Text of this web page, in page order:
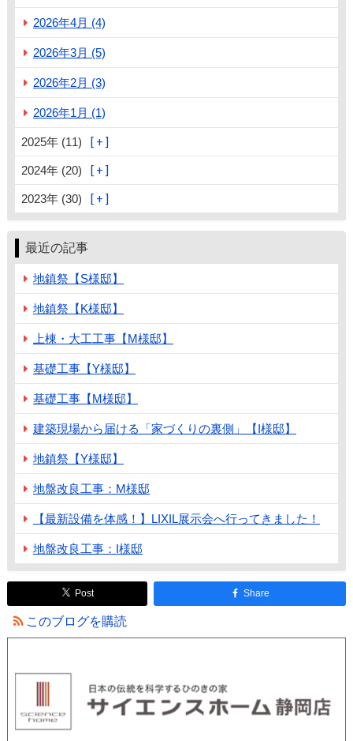
2026年4月 (4)
2026年3月 (5)
2026年2月 (3)
2026年1月 (1)
2025年 (11)
2024年 (20)
2023年 (30)
最近の記事
地鎮祭【S様邸】
地鎮祭【K様邸】
上棟・大工工事【M様邸】
基礎工事【Y様邸】
基礎工事【M様邸】
建築現場から届ける「家づくりの裏側」【I様邸】
地鎮祭【Y様邸】
地盤改良工事：M様邸
【最新設備を体感！】LIXIL展示会へ行ってきました！
地盤改良工事：I様邸
Post Share
このブログを購読